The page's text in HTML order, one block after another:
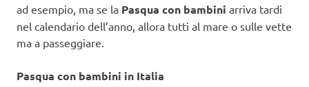
ad esempio, ma se la Pasqua con bambini arriva tardi
nel calendario dell’anno, allora tutti al mare o sulle vette
ma a passeggiare.
Pasqua con bambini in Italia